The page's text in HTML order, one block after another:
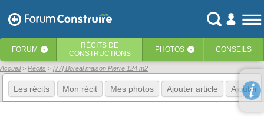
FORUM ‹ RÉCITS DE
CONSTRUCTIONS
PHOTOS ‹ CONSEILS
Accueil Récits [77] Boreal maison Pierre 124 m2
Les récits Mon récit Mes photos Ajouter article Ajouter